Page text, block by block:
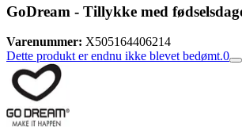
GoDream - Tillykke med
Varenummer: X505164406214
Dette produkt er endnu ikke blevet bedømt.0